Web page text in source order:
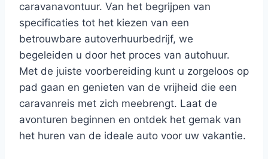
caravanavontuur. Van het begrijpen van
specificaties tot het kiezen van een
betrouwbare autoverhuurbedrijf, we
begeleiden u door het proces van autohuur.
Met de juiste voorbereiding kunt u zorgeloos op
pad gaan en genieten van de vrijheid die een
caravanreis met zich meebrengt. Laat de
avonturen beginnen en ontdek het gemak van
het huren van de ideale auto voor uw vakantie.